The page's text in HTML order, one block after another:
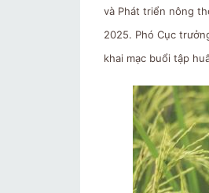
và Phát triển nông
2025. Phó Cục
khai mạc buổi tập